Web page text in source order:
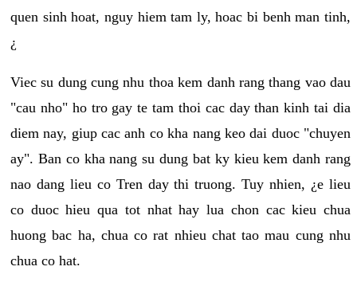
quen sinh hoat, nguy hiem tam ly, hoac bi benh man tinh,
¿
Viec su dung cung nhu thoa kem danh rang thang vao dau
"cau nho" ho tro gay te tam thoi cac day than kinh tai dia
diem nay, giup cac anh co kha nang keo dai duoc "chuyen
ay". Ban co kha nang su dung bat ky kieu kem danh rang
nao dang lieu co Tren day thi truong. Tuy nhien, ¿e lieu
co duoc hieu qua tot nhat hay lua chon cac kieu chua
huong bac ha, chua co rat nhieu chat tao mau cung nhu
chua co hat.